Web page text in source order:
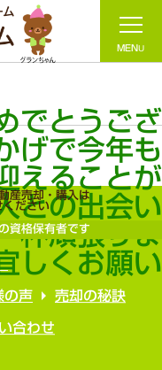
でとうござ
げで今年も
えることが
との出会い
杯頑張りま
しくお願い
産売却・購入は
ください
資格保有者です
の声 売却の秘訣
合わせ